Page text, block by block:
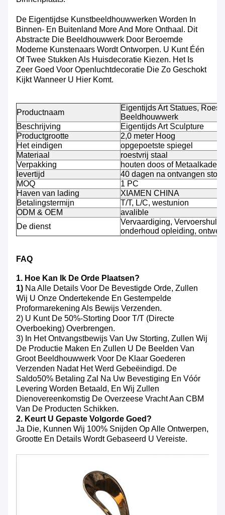
De Eigentijdse Kunstbeeldhouwwerken Worden In
Binnen- En Buitenland More And More Onthaal. Dit
Abstracte Die Beeldhouwwerk Door Beroemde
Moderne Kunstenaars Wordt Ontworpen. U Kunt Één
Of Twee Stukken Als Huisdecoratie Kiezen. Het Is
Zeer Goed Voor Openluchtdecoratie Die Zo Geschokt
Kijkt Wanneer U Hier Komt.
Productnaam
Eigentijds Art Statues,
Beeldhouwwerk
Beschrijving
Eigentijds Art Sculpture
Productgrootte
2,0 meter Hoog
Het eindigen
opgepoetste spiegel
Materiaal
roestvrij staal
Verpakking
houten doos of Metaalkader
levertijd
40 dagen na ontvangen
MOQ
1 PC
Haven van lading
XIAMEN CHINA
Betalingstermijn
T/T, L/C, westunion
ODM & OEM
avalible
De dienst
Vervaardiging,
onderhoud opleiding,
FAQ
1. Hoe Kan Ik De Orde Plaatsen?
1) Na Alle Details Voor De Bevestigde Orde, Zullen
Wij U Onze Ondertekende En Gestempelde
Proformarekening Als Bewijs Verzenden.
2) U Kunt De 50%-Storting Door T/T (directe
Overboeking) Overbrengen.
3) In Het Ontvangstbewijs Van Uw Storting, Zullen Wij
De Productie Maken En Zullen U De Beelden Van
Groot Beeldhouwwerk Voor De Klaar Goederen
Verzenden Nadat Het Werd Gebeëindigd. De
Saldo50% Betaling Zal Na Uw Bevestiging En Vóór
Levering Worden Betaald, En Wij Zullen
Dienovereenkomstig De Overzeese Vracht Aan CBM
Van De Producten Schikken.
2. Keurt U Gepaste Volgorde Goed?
Ja Die, Kunnen Wij 100% Snijden Op Alle Ontwerpen,
Grootte En Details Wordt Gebaseerd U Vereiste.